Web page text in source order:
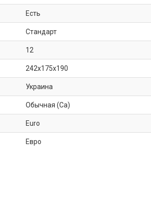
Есть
Стандарт
12
242x175x190
Украина
Обычная (Ca)
Euro
Евро